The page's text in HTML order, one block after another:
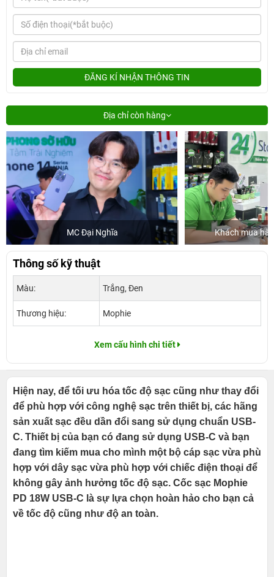
ĐĂNG KÍ NHẬN THÔNG TIN
Địa chỉ còn hàng
MC Đại Nghĩa Khách mua
Thông số kỹ thuật
Màu: Trắng, Đen
Thương hiệu: Mophie
Xem cấu hình chi tiết
Hiện nay, để tối ưu hóa tốc độ sạc cũng như thay đổi
để phù hợp với công nghệ sạc trên thiết bị, các hãng
sản xuất sạc đều dần đổi sang sử dụng chuẩn USB-
C. Thiết bị của bạn có đang sử dụng USB-C và bạn
đang tìm kiếm mua cho mình một bộ cáp sạc vừa phù
hợp với dây sạc vừa phù hợp với chiếc điện thoại để
không gây ảnh hưởng tốc độ sạc. Cốc sạc Mophie
PD 18W USB-C là sự lựa chọn hoàn hảo cho bạn cả
về tốc độ cũng như độ an toàn.